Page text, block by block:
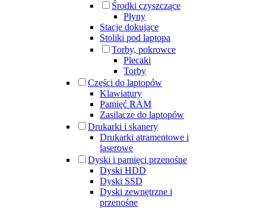
Środki czyszczące
Płyny
Stacje dokujące
Stoliki pod laptopa
Torby, pokrowce
Plecaki
Torby
Części do laptopów
Klawiatury
Pamięć RAM
Zasilacze do laptopów
Drukarki i skanery
Drukarki atramentowe i
laserowe
Dyski i pamięci przenośne
Dyski HDD
Dyski SSD
Dyski zewnętrzne i
przenośne